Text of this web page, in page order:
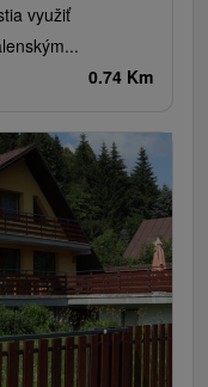
využiť
0.74 Km